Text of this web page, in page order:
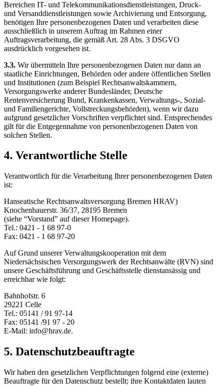
Bereichen IT- und Telekommunikationsdienstleistungen, Druck-
und Versanddienstleistungen sowie Archivierung und Entsorgung,
benötigen Ihre personenbezogenen Daten und verarbeiten diese
ausschließlich in unserem Auftrag im Rahmen einer
Auftragsverarbeitung, die gemäß Art. 28 Abs. 3 DSGVO
ausdrücklich vorgesehen ist.
3.3. Wir übermitteln Ihre personenbezogenen Daten nur dann an
staatliche Einrichtungen, Behörden oder andere öffentlichen Stellen
und Institutionen (zum Beispiel Rechtsanwaltskammern,
Versorgungswerke anderer Bundesländer, Deutsche
Rentenversicherung Bund, Krankenkassen, Verwaltungs-, Sozial-
und Familiengerichte, Vollstreckungsbehörden), wenn wir dazu
aufgrund gesetzlicher Vorschriften verpflichtet sind. Entsprechendes
gilt für die Entgegennahme von personenbezogenen Daten von
solchen Stellen.
4. Verantwortliche Stelle
Verantwortlich für die Verarbeitung Ihrer personenbezogenen Daten
ist:
Hanseatische Rechtsanwaltsversorgung Bremen HRAV)
Knochenhauerstr. 36/37, 28195 Bremen
(siehe “Vorstand” auf dieser Homepage).
Tel.: 0421 - 1 68 97-0
Fax: 0421 - 1 68 97-20
Auf Grund unserer Verwaltungskooperation mit dem
Niedersächsischen Versorgungswerk der Rechtsanwälte (RVN) sind
unsere Geschäftsführung und Geschäftsstelle dienstansässig und
erreichbar wie folgt:
Bahnhofstr. 6
29221 Celle
Tel.: 05141 / 91 97-14
Fax: 05141 /91 97 - 20
E-Mail: info@hrav.de.
5. Datenschutzbeauftragte
Wir haben den gesetzlichen Verpflichtungen folgend eine (externe)
Beauftragte für den Datenschutz bestellt; ihre Kontaktdaten lauten